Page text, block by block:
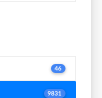
46
9831